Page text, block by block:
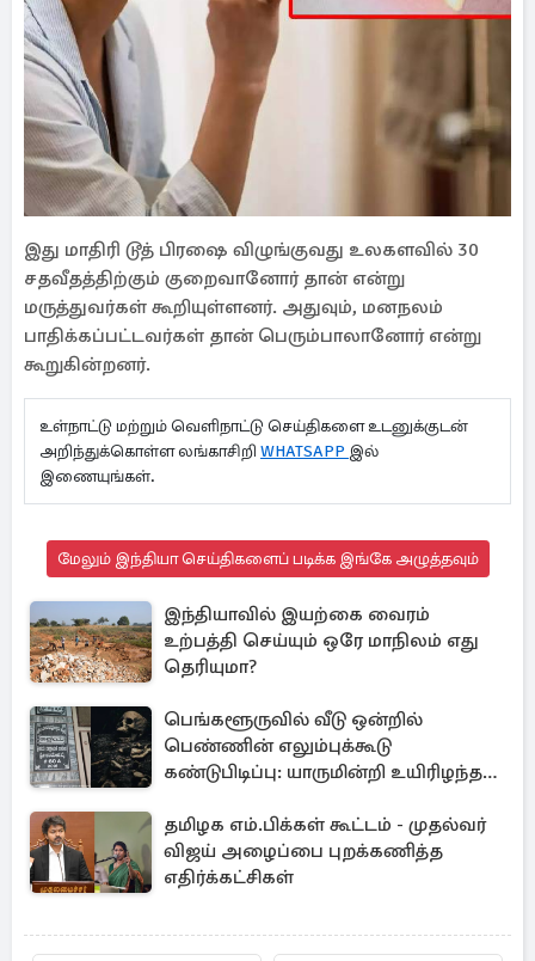
இது மாதிரி டூத் பிரஷை விழுங்குவது உலகளவில் 30
சதவீதத்திற்கும் குறைவானோர் தான் என்று
மருத்துவர்கள் கூறியுள்ளனர். அதுவும், மனநலம்
பாதிக்கப்பட்டவர்கள் தான் பெரும்பாலானோர் என்று
கூறுகின்றனர்.
உள்நாட்டு மற்றும் வெளிநாட்டு செய்திகளை உடனுக்குடன்
அறிந்துக்கொள்ள லங்காசிறி WHATSAPP இல்
இணையுங்கள்.
மேலும் இந்தியா செய்திகளைப் படிக்க இங்கே அழுத்தவும்
இந்தியாவில் இயற்கை வைரம்
உற்பத்தி செய்யும் ஒரே மாநிலம் எது
தெரியுமா?
பெங்களூருவில் வீடு ஒன்றில்
பெண்ணின் எலும்புக்கூடு
கண்டுபிடிப்பு: யாருமின்றி உயிரிழந்த
தமிழக எம்.பிக்கள் கூட்டம் - முதல்வர்
விஜய் அழைப்பை புறக்கணித்த
எதிர்க்கட்சிகள்